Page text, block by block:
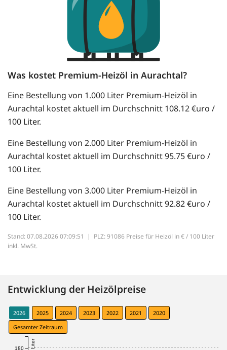
Was kostet Premium-Heizöl in Aurachtal?
Eine Bestellung von 1.000 Liter Premium-Heizöl in
Aurachtal kostet aktuell im Durchschnitt 108.12 €uro /
100 Liter.
Eine Bestellung von 2.000 Liter Premium-Heizöl in
Aurachtal kostet aktuell im Durchschnitt 95.75 €uro /
100 Liter.
Eine Bestellung von 3.000 Liter Premium-Heizöl in
Aurachtal kostet aktuell im Durchschnitt 92.82 €uro /
100 Liter.
Stand: 07.08.2026 07:09:51 | PLZ: 91086 Preise für Heizöl in € / 100 Liter
inkl. MwSt.
Entwicklung der Heizölpreise
2026 2025 2024 2023 2022 2021
2020
Gesamter Zeitraum
180